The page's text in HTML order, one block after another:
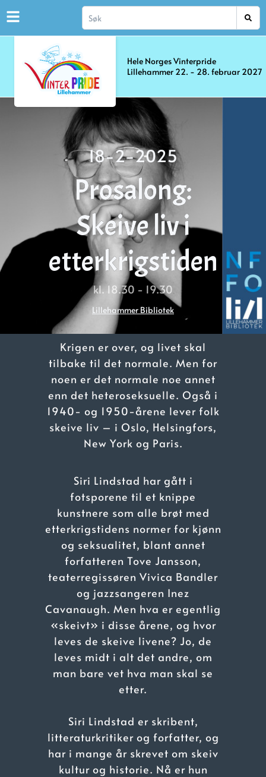
Hele Norges Vinterpride
Lillehammer 22. - 28. februar 2027
18-2-2025
Prosalong:
Skeive liv i
etterkrigstiden
kl. 18.30 - 19.30
Lillehammer Bibliotek
Krigen er over, og livet skal
tilbake til det normale. Men for
noen er det normale noe annet
enn det heteroseksuelle. Også i
1940- og 1950-årene lever folk
skeive liv – i Oslo, Helsingfors,
New York og Paris.
Siri Lindstad har gått i
fotsporene til et knippe
kunstnere som alle brøt med
etterkrigstidens normer for kjønn
og seksualitet, blant annet
forfatteren Tove Jansson,
teaterregissøren Vivica Bandler
og jazzsangeren Inez
Cavanaugh. Men hva er egentlig
«skeivt» i disse årene, og hvor
leves de skeive livene? Jo, de
leves midt i alt det andre, om
man bare vet hva man skal se
etter.
Siri Lindstad er skribent,
litteraturkritiker og forfatter, og
har i mange år skrevet om skeiv
kultur og historie. Nå er hun